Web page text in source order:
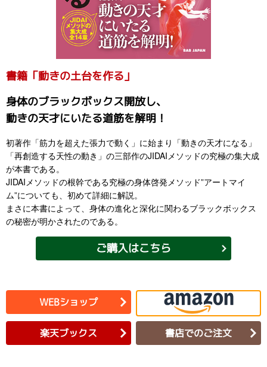
書籍「動きの土台を作る」
身体のブラックボックス開放し、
動きの天才にいたる道筋を解明！
初著作「筋力を超えた張力で動く」に始まり「動きの天才になる」
「再創造する天性の動き」の三部作のJIDAIメソッドの究極の集大成
が本書である。
JIDAIメソッドの根幹である究極の身体啓発メソッド”アートマイ
ム”についても、初めて詳細に解説。
まさに本書によって、身体の進化と深化に関わるブラックボックス
の秘密が明かされたのである。
ご購入はこちら
WEBショップ
楽天ブックス 書店でのご注文